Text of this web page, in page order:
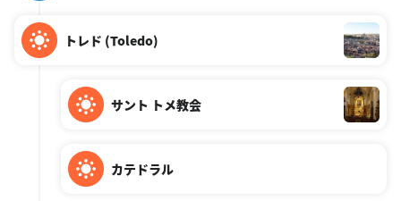
トレド (Toledo)
サント トメ教会
カテドラル